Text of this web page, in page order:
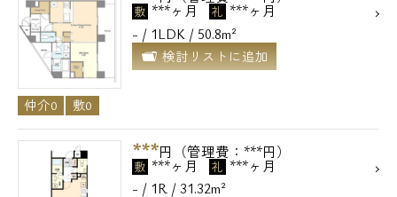
敷 ***ヶ月 礼 ***ヶ月
- / 1LDK / 50.8m²
検討リストに追加
仲介0 敷0
***円（管理費：***円）
敷 ***ヶ月 礼 ***ヶ月
- / 1R / 31.32m²